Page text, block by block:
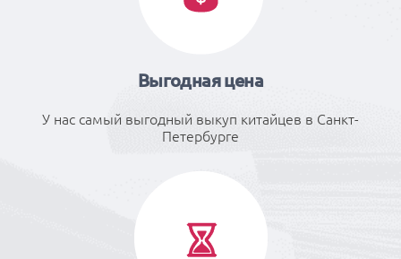
Выгодная цена
У нас самый выгодный выкуп китайцев в Санкт-
Петербурге